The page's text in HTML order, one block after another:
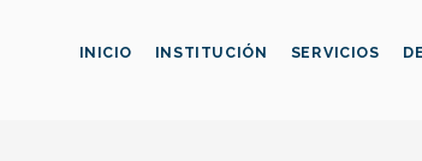
INICIO INSTITUCIÓN SERVICIOS